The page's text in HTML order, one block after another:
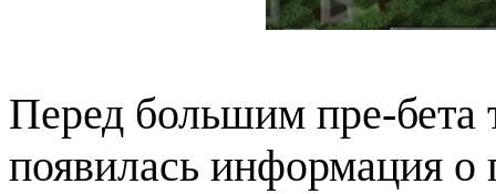
Перед большим пре-
появилась информация